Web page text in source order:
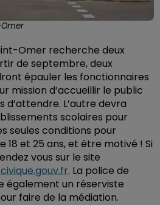
Omer recherche deux
de septembre, deux
épauler les fonctionnaires
mission d’accueillir le public
L’autre devra
scolaires pour
seules conditions pour
18 et 25 ans, et être motivé ! Si
vous sur le site
. La police de
également un réserviste
faire de la médiation.